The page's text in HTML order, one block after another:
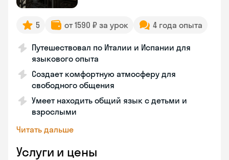
5 от 1590 ₽ за урок 4 года опыта
Путешествовал по Италии и Испании для
языкового опыта
Создает комфортную атмосферу для
свободного общения
Умеет находить общий язык с детьми и
взрослыми
Читать дальше
Услуги и цены